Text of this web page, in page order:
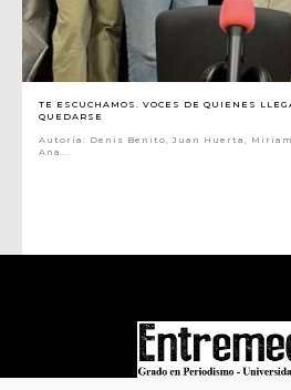
TE ESCUCHAMOS. VOCES DE QUIENES
QUEDARSE
Autoría: Denis Benito, Juan Huerta,
Ana...